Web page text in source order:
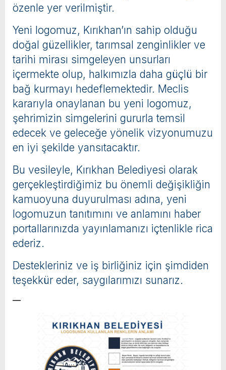
özenle yer verilmiştir.
Yeni logomuz, Kırıkhan’ın sahip olduğu
doğal güzellikler, tarımsal zenginlikler ve
tarihi mirası simgeleyen unsurları
içermekte olup, halkımızla daha güçlü bir
bağ kurmayı hedeflemektedir. Meclis
kararıyla onaylanan bu yeni logomuz,
şehrimizin simgelerini gururla temsil
edecek ve geleceğe yönelik vizyonumuzu
en iyi şekilde yansıtacaktır.
Bu vesileyle, Kırıkhan Belediyesi olarak
gerçekleştirdiğimiz bu önemli değişikliğin
kamuoyuna duyurulması adına, yeni
logomuzun tanıtımını ve anlamını haber
portallarınızda yayınlamanızı içtenlikle rica
ederiz.
Destekleriniz ve iş birliğiniz için şimdiden
teşekkür eder, saygılarımızı sunarız.
—